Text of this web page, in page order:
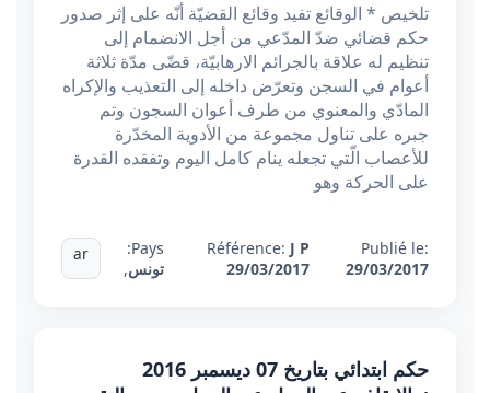
تلخيص * الوقائع تفيد وقائع القضيّة أنّه على إثر صدور
حكم قضائي ضدّ المدّعي من أجل الانضمام إلى
تنظيم له علاقة بالجرائم الارهابيّة، قضّى مدّة ثلاثة
أعوام في السجن وتعرّض داخله إلى التعذيب والإكراه
المادّي والمعنوي من طرف أعوان السجون وتم
جبره على تناول مجموعة من الأدوية المخدّرة
للأعصاب الّتي تجعله ينام كامل اليوم وتفقده القدرة
على الحركة وهو
Publié le:
29/03/2017
Référence: J P
29/03/2017
Pays:
تونس,
ar
حكم ابتدائي بتاريخ 07 ديسمبر 2016